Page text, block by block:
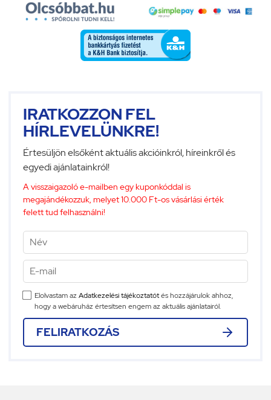
IRATKOZZON FEL
HÍRLEVELÜNKRE!
Értesüljön elsőként aktuális akcióinkról, híreinkről és
egyedi ajánlatainkról!
A visszaigazoló e-mailben egy kuponkóddal is
megajándékozzuk, melyet 10.000 Ft-os vásárlási érték
felett tud felhasználni!
Elolvastam az Adatkezelési tájékoztatótés hozzájárulok ahhoz,
hogy a webáruház értesítsen engem az aktuális ajánlatairól.
FELIRATKOZÁS